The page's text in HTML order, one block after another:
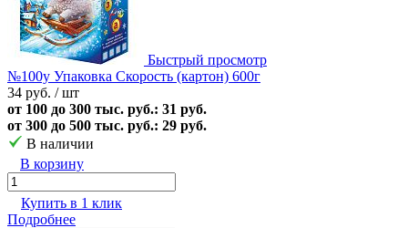
Быстрый просмотр
№100у Упаковка Скорость (картон) 600г
34 руб. / шт
от 100 до 300 тыс. руб.: 31 руб.
от 300 до 500 тыс. руб.: 29 руб.
В наличии
В корзину
Купить в 1 клик
Подробнее